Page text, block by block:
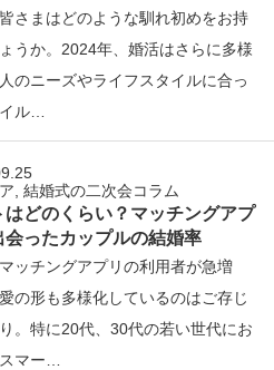
さまはどのような馴れ初めをお持
うか。2024年、婚活はさらに多様
のニーズやライフスタイルに合っ
ル…
,結婚式の二次会コラム
はどのくらい？マッチングアプ
会ったカップルの結婚率
ッチングアプリの利用者が急増
の形も多様化しているのはご存じ
。特に20代、30代の若い世代にお
マー…